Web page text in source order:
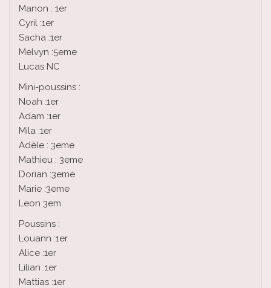
Manon : 1er
Cyril :1er
Sacha :1er
Melvyn :5eme
Lucas NC
Mini-poussins :
Noah :1er
Adam :1er
Mila :1er
Adèle : 3eme
Mathieu : 3eme
Dorian :3eme
Marie :3eme
Leon 3em
Poussins :
Louann :1er
Alice :1er
Lilian :1er
Mattias :1er